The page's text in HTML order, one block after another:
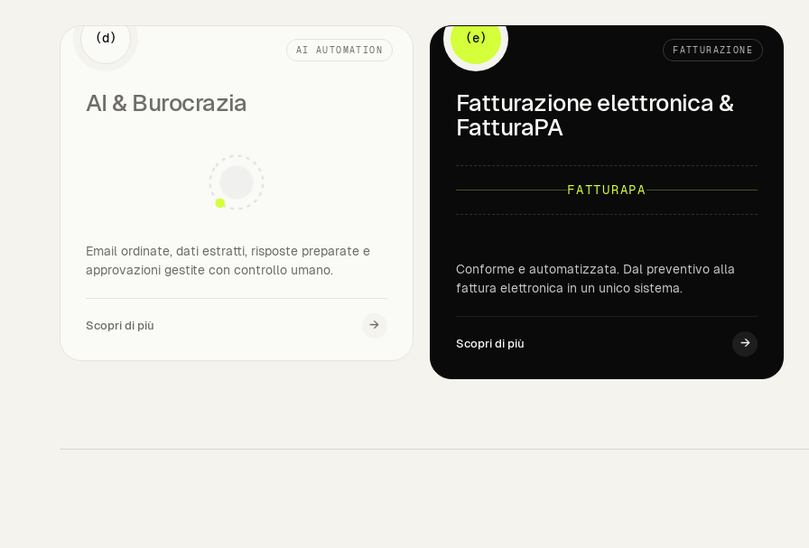
(d)
AI AUTOMATION
AI & Burocrazia
Email ordinate, dati estratti, risposte preparate e
approvazioni gestite con controllo umano.
Scopri di più →
(e)
FATTURAZIONE
Fatturazione elettronica &
FatturaPA
FATTURAPA
Conforme e automatizzata. Dal preventivo alla
fattura elettronica in un unico sistema.
Scopri di più →